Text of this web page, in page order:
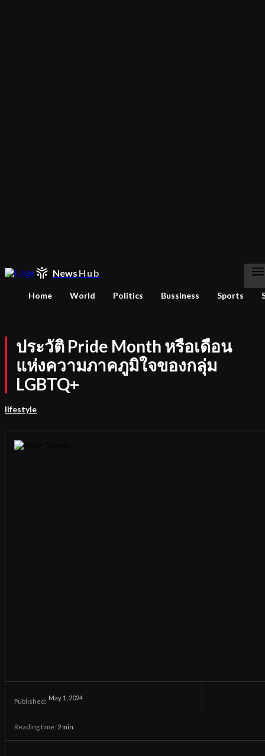
News Hub
Home World Politics Bussiness Sports
ประวัติ Pride Month หรือเดือน
แห่งความภาคภูมิใจของกลุ่ม
LGBTQ+
lifestyle
Published: May 1, 2024
Reading time: 2 min.